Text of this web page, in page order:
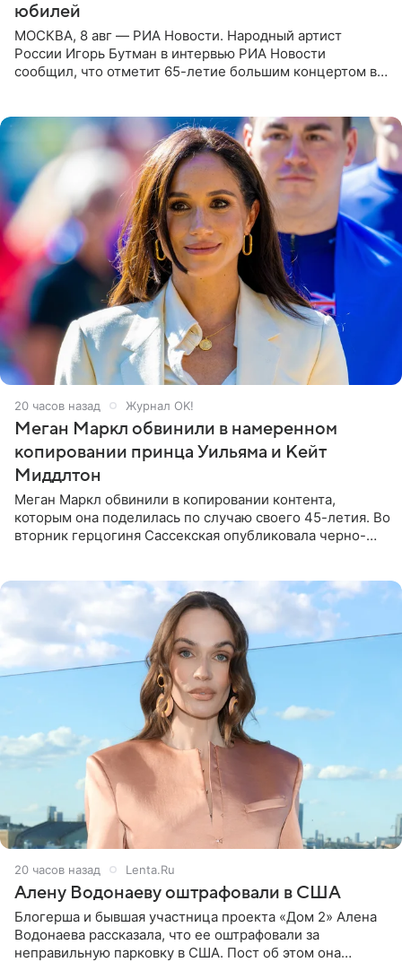
юбилей
МОСКВА, 8 авг — РИА Новости. Народный артист
России Игорь Бутман в интервью РИА Новости
сообщил, что отметит 65-летие большим концертом в
20 часов назад Журнал OK!
Меган Маркл обвинили в намеренном
копировании принца Уильяма и Кейт
Миддлтон
Меган Маркл обвинили в копировании контента,
которым она поделилась по случаю своего 45-летия. Во
вторник герцогиня Сассекская опубликовала черно-
20 часов назад Lenta.Ru
Алену Водонаеву оштрафовали в США
Блогерша и бывшая участница проекта «Дом 2» Алена
Водонаева рассказала, что ее оштрафовали за
неправильную парковку в США. Пост об этом она